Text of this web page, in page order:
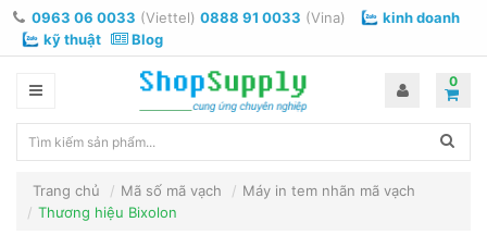
0963 06 0033 (Viettel) 0888 91 0033 (Vina)
kinh doanh
kỹ thuật
Blog
0
Trang chủ Mã số mã vạch
Máy in tem nhãn mã vạch
Thương hiệu Bixolon